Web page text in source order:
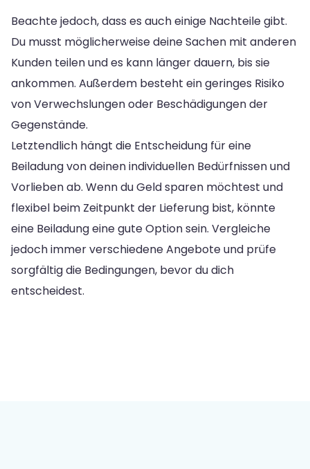
Beachte jedoch, dass es auch einige Nachteile gibt.
Du musst möglicherweise deine Sachen mit anderen
Kunden teilen und es kann länger dauern, bis sie
ankommen. Außerdem besteht ein geringes Risiko
von Verwechslungen oder Beschädigungen der
Gegenstände.
Letztendlich hängt die Entscheidung für eine
Beiladung von deinen individuellen Bedürfnissen und
Vorlieben ab. Wenn du Geld sparen möchtest und
flexibel beim Zeitpunkt der Lieferung bist, könnte
eine Beiladung eine gute Option sein. Vergleiche
jedoch immer verschiedene Angebote und prüfe
sorgfältig die Bedingungen, bevor du dich
entscheidest.